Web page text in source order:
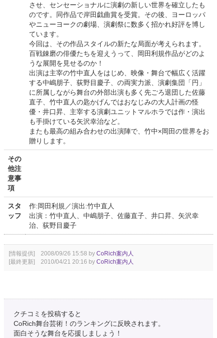
させ、センセーショナルに演劇の新しい世界を確立したも
のです。同作品で岸田戯曲賞を受賞。その後、ヨーロッパ
やニューヨークの劇場、演劇祭に数多く招かれ好評を博し
ています。
今回は、その作品スタイルの新たな局面が考えられます。
百戦錬磨の俳優たちを迎えうって、岡田利規作品がどのよ
うな展開を見せるのか！
出演は主宰の竹中直人をはじめ、映像・舞台で幅広く活躍
する中嶋朋子、荻野目慶子、の両実力派、演劇集団「円」
に所属しながら舞台の外部出演も多く先ごろ退団した佐藤
直子、竹中直人の匙かげんではおなじみの大人計画の怪
優・井口昇、主宰する演劇ユニットマルホラでは作・演出
も手掛けている矢沢幸治など。
またも最高の組み合わせの出演陣で、竹中×岡田の世界をお
贈りします。
その
他注
意事
項
スタ
ッフ
作:岡田利規／演出:竹中直人
出演：竹中直人、中嶋朋子、佐藤直子、井口昇、矢沢幸
治、荻野目慶子
[情報提供] 2008/09/26 15:58 by CoRich案内人
[最終更新] 2010/04/21 20:16 by CoRich案内人
クチコミを投稿すると
CoRich舞台芸術！のランキングに反映されます。
面白そうな舞台を応援しましょう！